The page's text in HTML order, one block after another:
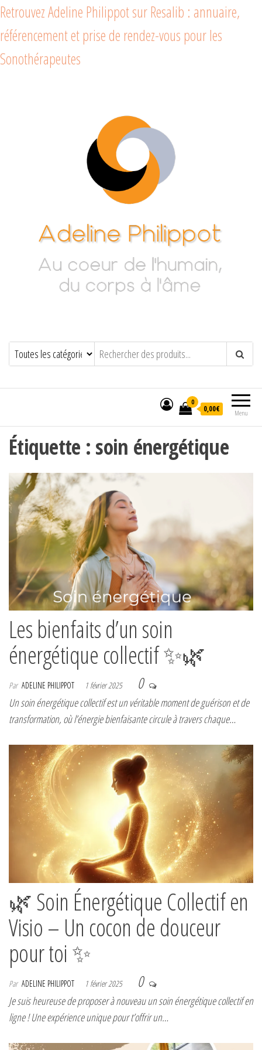
Retrouvez Adeline Philippot sur Resalib : annuaire,
référencement et prise de rendez-vous pour les
Sonothérapeutes
Adeline Philippot Au cœur de l'humain, du corps à l'âme
Menu
0
0,00€
Étiquette : soin énergétique
Les bienfaits d’un soin
énergétique collectif ✨🌿
Par ADELINE PHILIPPOT 1 février 2025 0
Un soin énergétique collectif est un véritable moment de guérison et de
transformation, où l’énergie bienfaisante circule à travers chaque…
🌿 Soin Énergétique Collectif en
Visio – Un cocon de douceur
pour toi ✨
Par ADELINE PHILIPPOT 1 février 2025 0
Je suis heureuse de proposer à nouveau un soin énergétique collectif en
ligne ! Une expérience unique pour t’offrir un…